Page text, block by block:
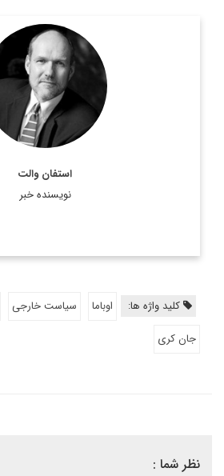
استفان والت
نویسنده خبر
استفان مارتين والت (متولد 2 جولاي 1955) در امريكا و استاد
روابط بين الملل دانشگاه هاروارد است.
زمينه تاليف كرده است. والت
اطلاعات بیشتر
کلید واژه ها: اوباما سیاست خارجی
جان کری
نظر شما :